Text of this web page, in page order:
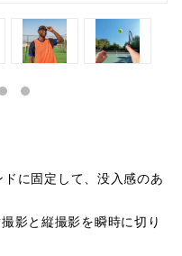
に固定して、没入感のあ
影と縦撮影を瞬時に切り